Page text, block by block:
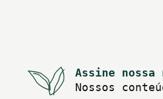
Assine
Nossos